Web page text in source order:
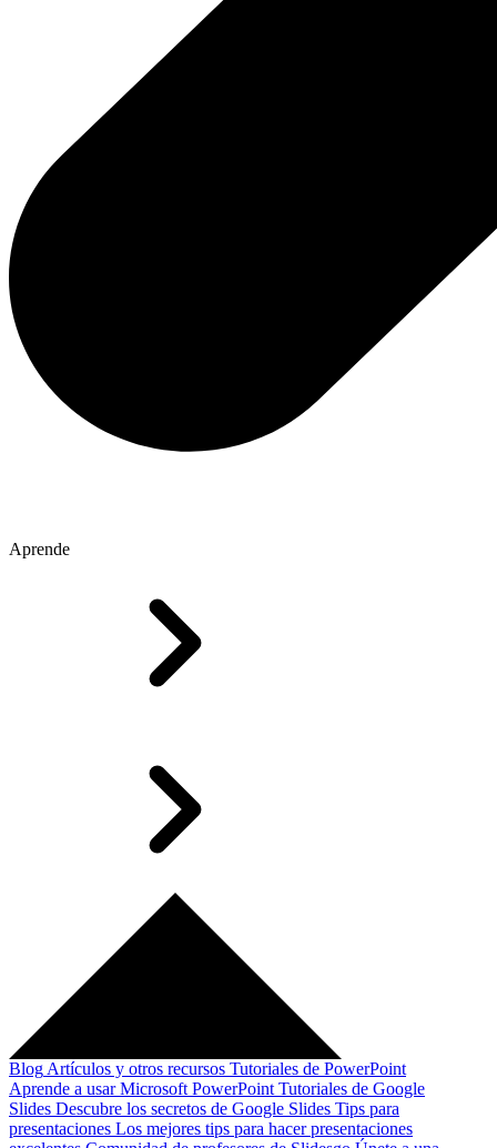
Aprende
Blog Artículos y otros recursos Tutoriales de PowerPoint
Aprende a usar Microsoft PowerPoint Tutoriales de Google
Slides Descubre los secretos de Google Slides Tips para
presentaciones Los mejores tips para hacer presentaciones